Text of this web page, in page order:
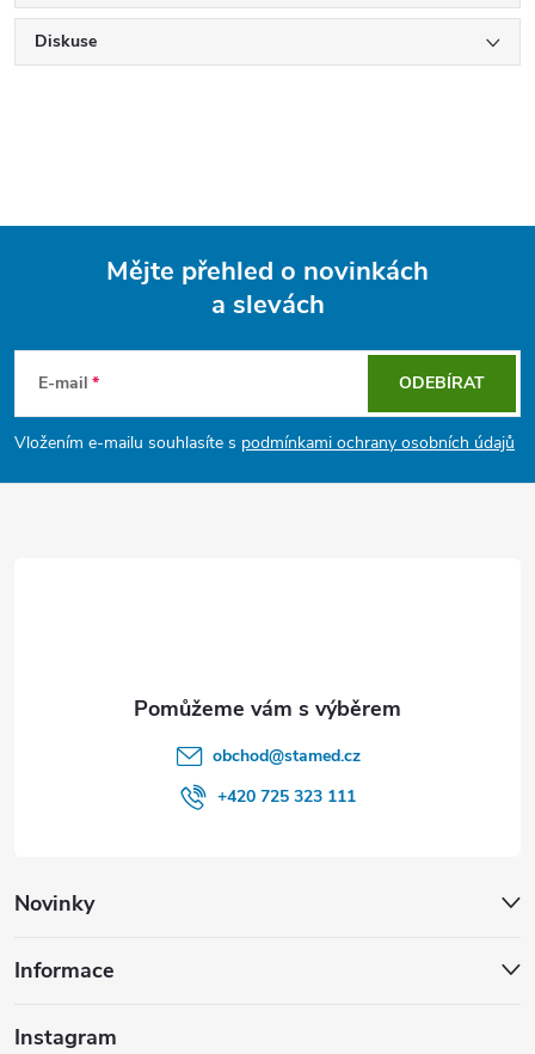
Diskuse
p
a
Mějte přehled o novinkách
a slevách
E-mail
Vložením e-mailu souhlasíte s podmínkami ochrany osobních údajů
ODEBÍRAT
Novinky
Informace
Instagram
obchod@stamed.cz
+420 725 323 111